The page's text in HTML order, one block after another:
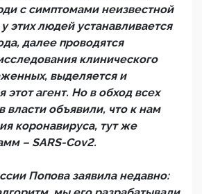
с симптомами неизвестной
этих людей устанавливается
далее проводятся
клинического
выделяется и
этот агент. Но в обход всех
власти объявили, что к нам
коронавируса, тут же
– SARS-Cov2.
Попова заявила недавно: